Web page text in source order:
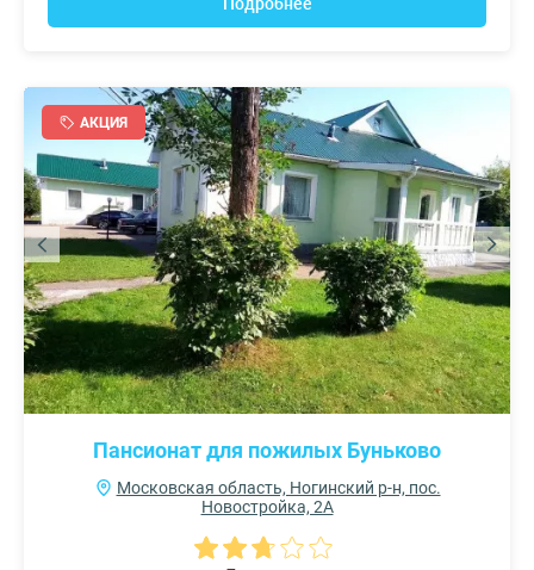
АКЦИЯ
Пансионат для пожилых Буньково
Московская область, Ногинский р-н, пос.
Новостройка, 2А